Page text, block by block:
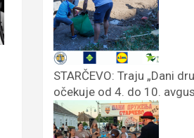
STARČEVO: Traju „Dani
očekuje od 4. do 10.